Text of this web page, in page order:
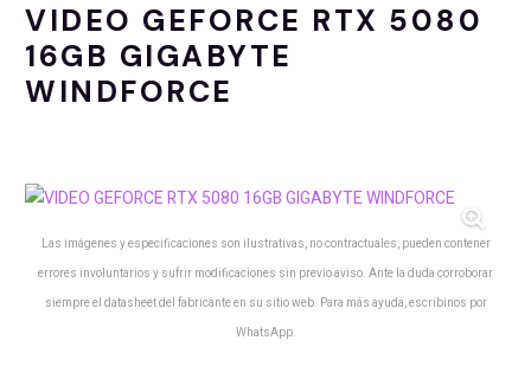
VIDEO GEFORCE RTX 5080
16GB GIGABYTE
WINDFORCE
Las imágenes y especificaciones son ilustrativas, no contractuales, pueden contener
errores involuntarios y sufrir modificaciones sin previo aviso. Ante la duda corroborar
siempre el datasheet del fabricante en su sitio web. Para más ayuda, escribinos por
WhatsApp.